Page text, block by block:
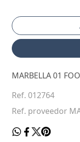
MARBELLA 01
Ref. 012764
Ref. proveedor